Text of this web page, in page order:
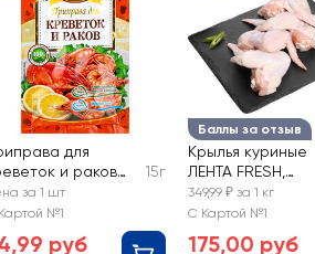
для
и раков
15г
за 1 шт
№1
руб
Баллы за отзыв
Крылья куриные
ЛЕНТА FRESH,
весовые
349,99 ₽ за 1 кг
С Картой №1
175,00 руб